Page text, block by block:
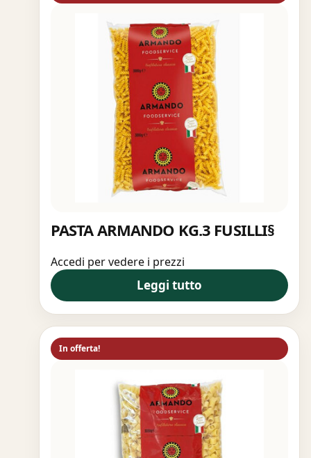
PASTA ARMANDO KG.3 FUSILLI§
Accedi per vedere i prezzi
Leggi tutto
In offerta!